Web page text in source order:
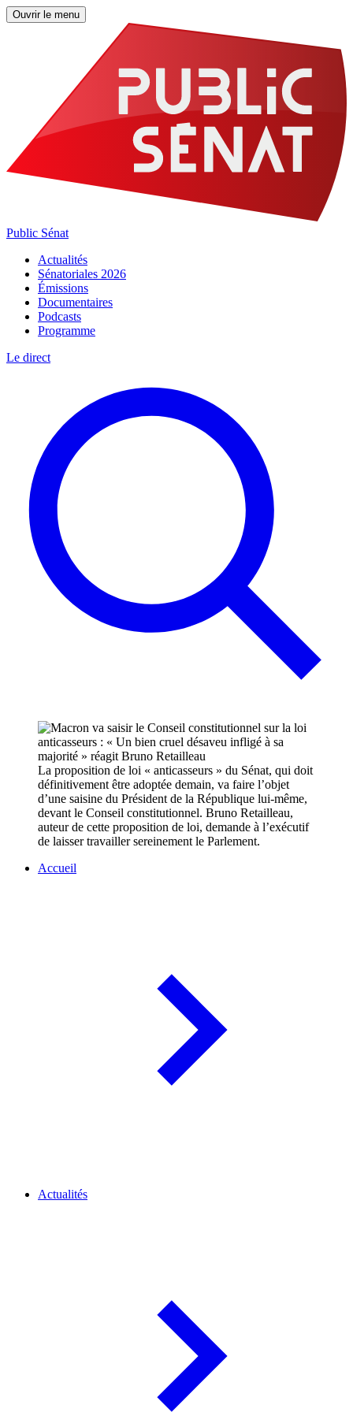
Ouvrir le menu
Public Sénat
Actualités
Sénatoriales 2026
Émissions
Documentaires
Podcasts
Programme
Le direct
La proposition de loi « anticasseurs » du Sénat, qui doit
définitivement être adoptée demain, va faire l’objet
d’une saisine du Président de la République lui-même,
devant le Conseil constitutionnel. Bruno Retailleau,
auteur de cette proposition de loi, demande à l’exécutif
de laisser travailler sereinement le Parlement.
Accueil
Actualités